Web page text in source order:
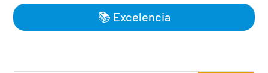
📚 Excelencia